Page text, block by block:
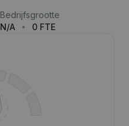
Bedrijfsgrootte
N/A
0 FTE